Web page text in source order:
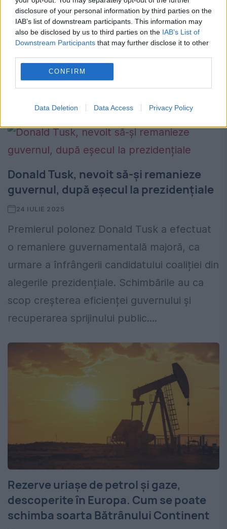
disclosure of your personal information by third parties on the
IAB’s list of downstream participants. This information may
also be disclosed by us to third parties on the IAB’s List of
Downstream Participants that may further disclose it to other
CONFIRM
Data Deletion Data Access Privacy Policy
27 IULIE 2025
Rusia va fi pregătită pentru o confruntarea
militară cu Europa, în următorii doi ani.
Avertismentul vine de la premierul Donald
Tusk, care mai spune că Polonia ar fi ”prima
Donald Tusk, nevoit să-și remanieze
guvernul, după eșecul la prezidențiale
24 IULIE 2025
Premierul polonez Donald Tusk a efectuat
o remaniere guvernamentală majoră, ca
urmare a înfrângerii candidatului coaliției din
alegerile prezidențiale. Schimbările au ca
scop creșterea eficienței guvernului și
recuperarea sprijinului public....
Rezerve uriașe de petrol și gaze,
descoperite în Europa. Cum se poate
schimba soarta Bătrânului Continent